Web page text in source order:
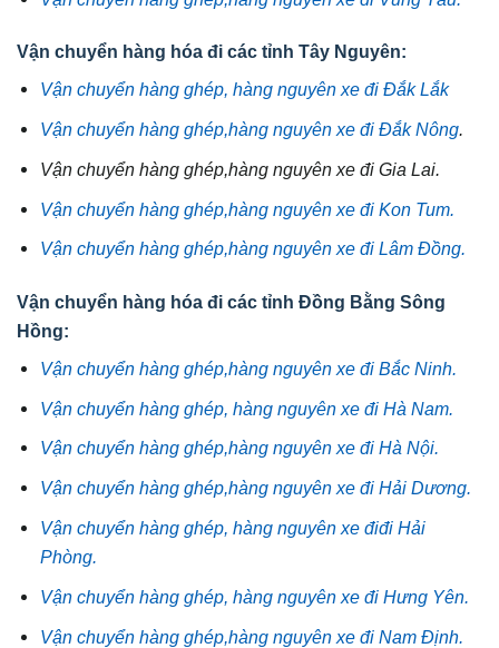
Vận chuyển hàng hóa đi các tỉnh Tây Nguyên:
Vận chuyển hàng ghép, hàng nguyên xe đi Đắk Lắk
Vận chuyển hàng ghép,hàng nguyên xe đi Đắk Nông.
Vận chuyển hàng ghép,hàng nguyên xe đi Gia Lai.
Vận chuyển hàng ghép,hàng nguyên xe đi Kon Tum.
Vận chuyển hàng ghép,hàng nguyên xe đi Lâm Đồng.
Vận chuyển hàng hóa đi các tỉnh Đồng Bằng Sông
Hồng:
Vận chuyển hàng ghép,hàng nguyên xe đi Bắc Ninh.
Vận chuyển hàng ghép, hàng nguyên xe đi Hà Nam.
Vận chuyển hàng ghép,hàng nguyên xe đi Hà Nội.
Vận chuyển hàng ghép,hàng nguyên xe đi Hải Dương.
Vận chuyển hàng ghép, hàng nguyên xe điđi Hải
Phòng.
Vận chuyển hàng ghép, hàng nguyên xe đi Hưng Yên.
Vận chuyển hàng ghép,hàng nguyên xe đi Nam Định.